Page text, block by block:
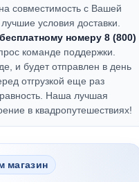
совместимость с Вашей
условия доставки.
номеру 8 (800)
команде поддержки.
и будет отправлен в день
отгрузкой еще раз
Наша лучшая
в квадропутешествиях!
магазин